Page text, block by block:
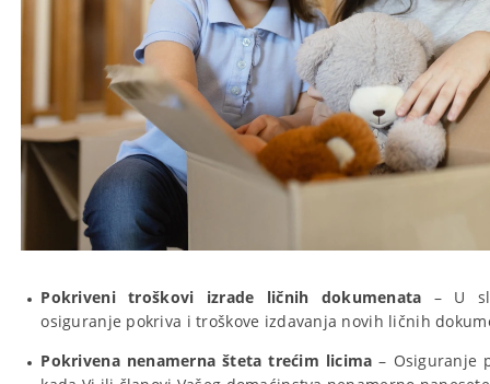
Pokriveni troškovi izrade ličnih dokumenata – U
osiguranje pokriva i troškove izdavanja novih ličnih
Pokrivena nenamerna šteta trećim licima – Osiguranje